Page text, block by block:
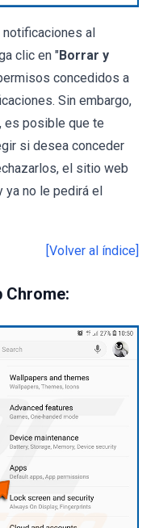
al
clic en "Borrar y
concedidos a
Sin embargo,
es posible que te
si desea conceder
el sitio web
ya no le pedirá el
[Volver al índice]
Chrome: